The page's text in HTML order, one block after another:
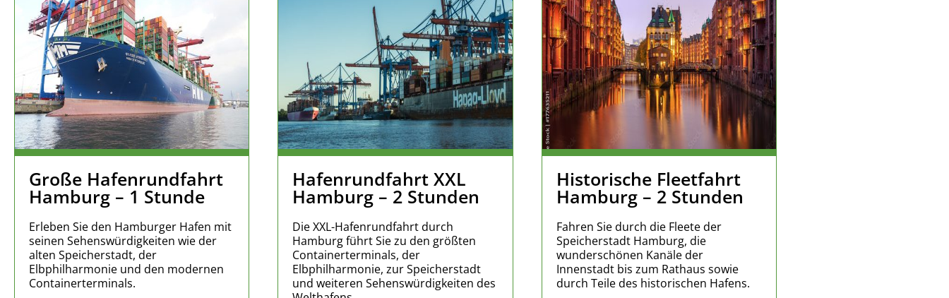
Große Hafenrundfahrt
Hamburg – 1 Stunde
Erleben Sie den Hamburger Hafen mit
seinen Sehenswürdigkeiten wie der
alten Speicherstadt, der
Elbphilharmonie und den modernen
Containerterminals.
Hafenrundfahrt XXL
Hamburg – 2 Stunden
Die XXL-Hafenrundfahrt durch
Hamburg führt Sie zu den größten
Containerterminals, der
Elbphilharmonie, zur Speicherstadt
und weiteren Sehenswürdigkeiten des
Historische Fleetfahrt
Hamburg – 2 Stunden
Fahren Sie durch die Fleete der
Speicherstadt Hamburg, die
wunderschönen Kanäle der
Innenstadt bis zum Rathaus sowie
durch Teile des historischen Hafens.